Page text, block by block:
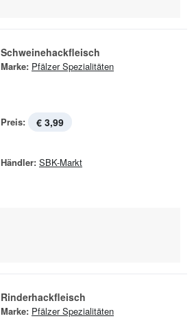
Schweinehackfleisch
Marke: Pfälzer Spezialitäten
Preis: € 3,99
Händler: SBK-Markt
Rinderhackfleisch
Marke: Pfälzer Spezialitäten